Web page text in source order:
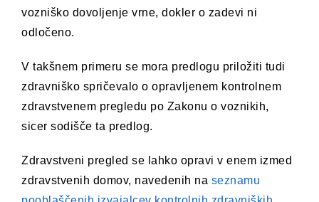
vozniško dovoljenje vrne, dokler o zadevi ni
odločeno.
V takšnem primeru se mora predlogu priložiti tudi
zdravniško spričevalo o opravljenem kontrolnem
zdravstvenem pregledu po Zakonu o voznikih,
sicer sodišče ta predlog.
Zdravstveni pregled se lahko opravi v enem izmed
zdravstvenih domov, navedenih na seznamu